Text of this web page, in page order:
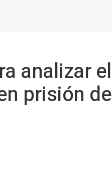
analizar el
prisión de